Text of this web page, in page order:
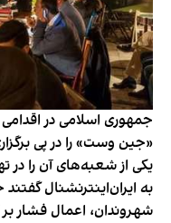
جمهوری اسلامی در
«جین وست» را در پی
یکی از شعبه‌های آن را در
به ایران‌اینترنشنال
شهروندان، اعمال فشار